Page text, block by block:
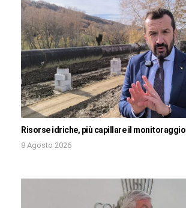
Risorse idriche, più capillare il monitoraggio
8 Agosto 2026